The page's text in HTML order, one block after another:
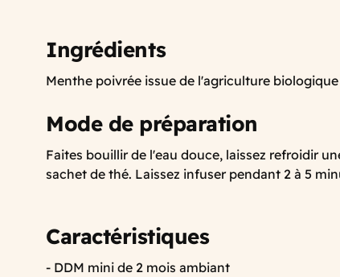
Ingrédients
Menthe poivrée issue de l'agriculture biologique
Mode de préparation
Faites bouillir de l'eau douce, laissez refroidir
sachet de thé. Laissez infuser pendant 2 à 5
Caractéristiques
- DDM mini de 2 mois ambiant